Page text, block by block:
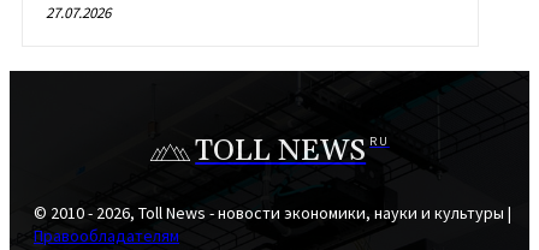
27.07.2026
TOLL NEWS RU
© 2010 - 2026, Toll News - новости экономики, науки и культуры |
Правообладателям